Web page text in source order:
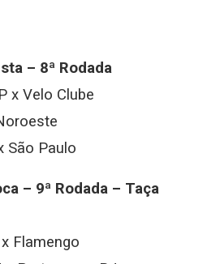
– 8ª Rodada
x Velo Clube
São Paulo
– 9ª Rodada – Taça
Flamengo